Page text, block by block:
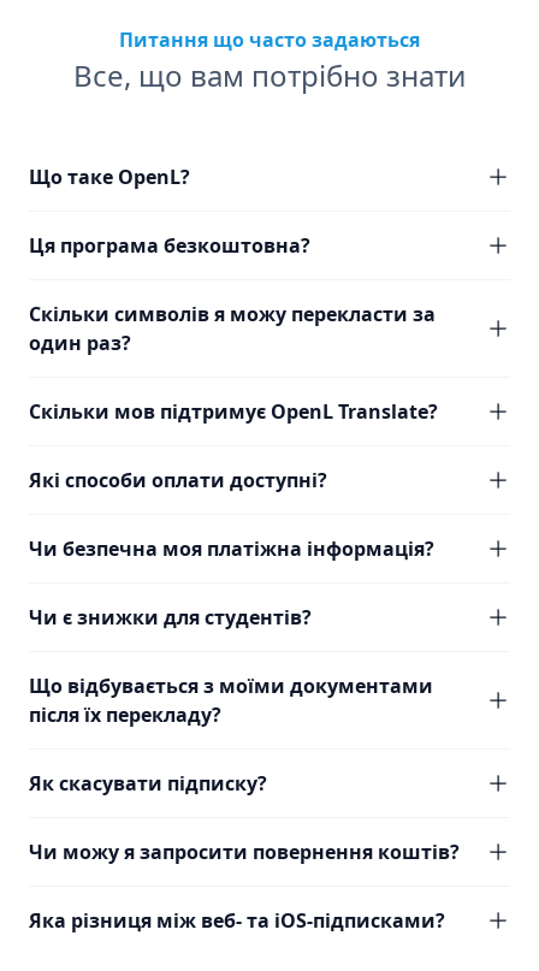
Питання що часто задаються
Все, що вам потрібно знати
Що таке OpenL?
Ця програма безкоштовна?
Скільки символів я можу перекласти за
один раз?
Скільки мов підтримує OpenL Translate?
Які способи оплати доступні?
Чи безпечна моя платіжна інформація?
Чи є знижки для студентів?
Що відбувається з моїми документами
після їх перекладу?
Як скасувати підписку?
Чи можу я запросити повернення коштів?
Яка різниця між веб- та iOS-підписками?